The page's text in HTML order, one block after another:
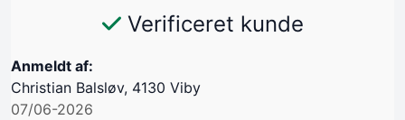
Verificeret kunde
Anmeldt af:
Christian Balsløv, 4130 Viby
07/06-2026